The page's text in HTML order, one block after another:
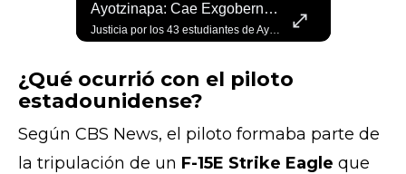
Ayotzinapa: Cae Exgobernador Tras 12 Años De Impunidad
Justicia por los 43 estudiantes de Ayotzinapa. Detienen al exgobernador por ocultar pruebas para que nunca se conociera el paradero de los jóvenes normalistas. Doce años después, cae el poder que ocultó la verdad sobre ellos. Más información en nuestro sitio: https://www.elimparcial.com/ TikTok https://www.tiktok.com/@elimparcialcom X (Twitter) twitter.com/elimparcialcom Instagram https://www.instagram.com/elimparcial Facebook https://www.facebook.com/elimparcialcom #Ayotzinapa #JusticiaParaLos43 #CasoAyotzinapa
¿Qué ocurrió con el piloto
estadounidense?
Según CBS News, el piloto formaba parte de
la tripulación de un F-15E Strike Eagle que